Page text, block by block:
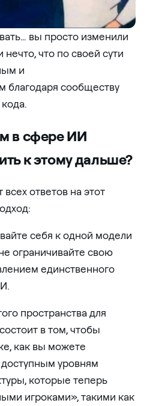
вы просто изменили
что по своей сути
и
благодаря сообществу
в сфере ИИ
к этому дальше?
ответов на этот
себя к одной модели
ограничивайте свою
единственного
пространства для
в том, чтобы
как вы можете
уровням
которые теперь
игроками», такими как